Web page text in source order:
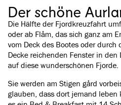
Der schöne
Die Hälfte der Fjordkreuzfahrt
oder ab Flåm, das sich ganz am
vom Deck des Bootes oder durch
Decke reichenden Fenster in
auf diese wunderschönen Fjorde.
Sie werden am Stigen gård
glauben, dass dort jemand